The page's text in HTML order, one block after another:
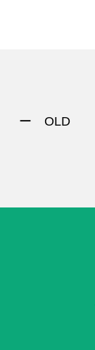
ー OLD